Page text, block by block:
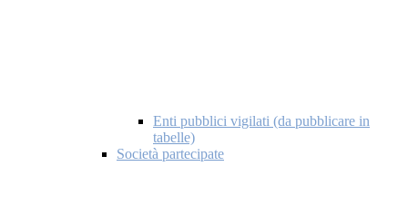
Enti pubblici vigilati (da pubblicare in
tabelle)
Società partecipate